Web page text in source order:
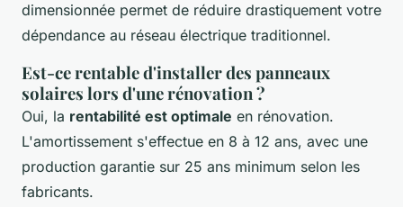
dimensionnée permet de réduire drastiquement votre
dépendance au réseau électrique traditionnel.
Est-ce rentable d'installer des panneaux
solaires lors d'une rénovation ?
Oui, la rentabilité est optimale en rénovation.
L'amortissement s'effectue en 8 à 12 ans, avec une
production garantie sur 25 ans minimum selon les
fabricants.